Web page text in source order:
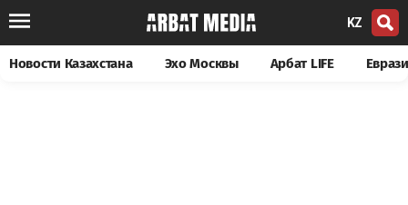
KZ
Новости Казахстана Эхо Москвы Арбат LIFE